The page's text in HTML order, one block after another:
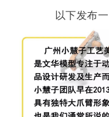
以下发布